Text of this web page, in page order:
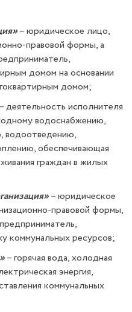
– юридическое лицо,
правовой формы, а
домом на основании
домом;
– деятельность исполнителя
водоснабжению,
водоотведению,
обеспечивающая
граждан в жилых
– юридическое
правовой формы,
коммунальных ресурсов;
– горячая вода, холодная
энергия,
коммунальных